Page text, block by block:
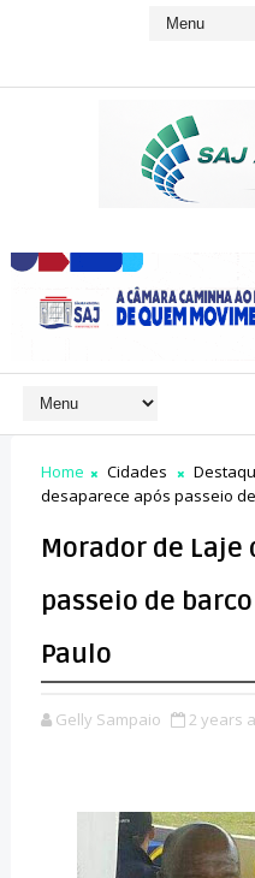
Home Cidades
desaparece após passeio
Morador de Laje
passeio de
Paulo
Gelly Sampaio 2 years